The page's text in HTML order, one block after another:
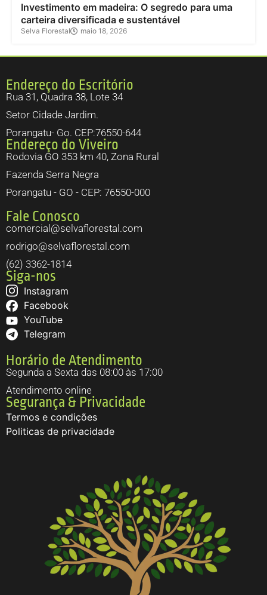
Investimento em madeira: O segredo para uma
carteira diversificada e sustentável
Selva Florestal maio 18, 2026
Endereço do Escritório
Rua 31, Quadra 38, Lote 34
Setor Cidade Jardim.
Porangatu- Go. CEP:76550-644
Endereço do Viveiro
Rodovia GO 353 km 40, Zona Rural
Fazenda Serra Negra
Porangatu - GO - CEP: 76550-000
Fale Conosco
comercial@selvaflorestal.com
rodrigo@selvaflorestal.com
(62) 3362-1814
Siga-nos
Instagram
Facebook
YouTube
Telegram
Horário de Atendimento
Segunda a Sexta das 08:00 às 17:00
Atendimento online
Segurança & Privacidade
Termos e condições
Politicas de privacidade